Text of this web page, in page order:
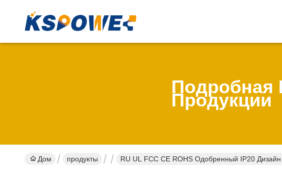
Продукции
Дом продукты RU UL FCC CE ROHS Одобренный IP20